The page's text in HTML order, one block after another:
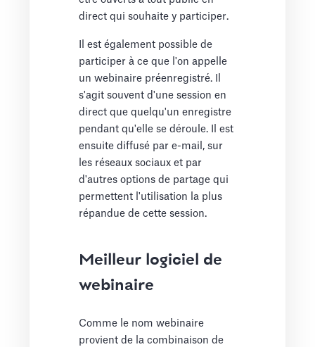
direct qui souhaite y participer.
Il est également possible de
participer à ce que l'on appelle
un webinaire préenregistré. Il
s'agit souvent d'une session en
direct que quelqu'un enregistre
pendant qu'elle se déroule. Il est
ensuite diffusé par e-mail, sur
les réseaux sociaux et par
d'autres options de partage qui
permettent l'utilisation la plus
répandue de cette session.
Meilleur logiciel de
webinaire
Comme le nom webinaire
provient de la combinaison de